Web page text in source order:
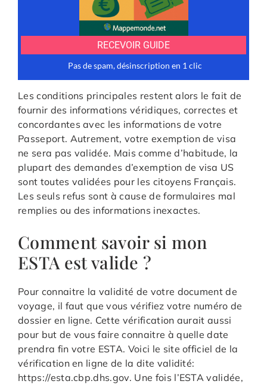
Les conditions principales restent alors le fait de
fournir des informations véridiques, correctes et
concordantes avec les informations de votre
Passeport. Autrement, votre exemption de visa
ne sera pas validée. Mais comme d’habitude, la
plupart des demandes d’exemption de visa US
sont toutes validées pour les citoyens Français.
Les seuls refus sont à cause de formulaires mal
remplies ou des informations inexactes.
Comment savoir si mon
ESTA est valide ?
Pour connaitre la validité de votre document de
voyage, il faut que vous vérifiez votre numéro de
dossier en ligne. Cette vérification aurait aussi
pour but de vous faire connaitre à quelle date
prendra fin votre ESTA. Voici le site officiel de la
vérification en ligne de la dite validité:
https://esta.cbp.dhs.gov. Une fois l’ESTA validée,